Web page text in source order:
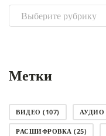
Выбрать
рубрику
Метки
ВИДЕО (107) АУДИО
РАСШИФРОВКА (25)